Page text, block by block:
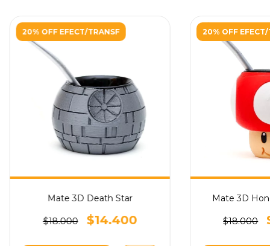
20% OFF EFECT/TRANSF
Mate 3D Death Star
$18.000 $14.400
20% OFF EFECT/
Mate 3D
$18.000